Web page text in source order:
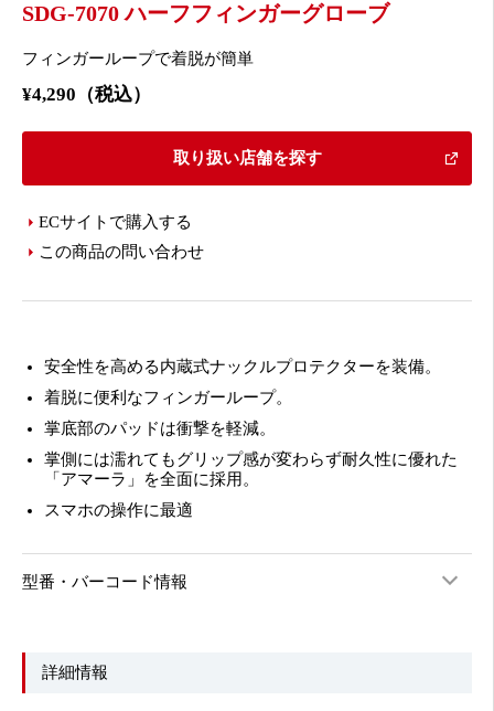
SDG-7070 ハーフフィンガーグローブ
フィンガーループで着脱が簡単
¥4,290（税込）
取り扱い店舗を探す
ECサイトで購入する
この商品の問い合わせ
安全性を高める内蔵式ナックルプロテクターを装備。
着脱に便利なフィンガーループ。
掌底部のパッドは衝撃を軽減。
掌側には濡れてもグリップ感が変わらず耐久性に優れた
「アマーラ」を全面に採用。
スマホの操作に最適
型番・バーコード情報
詳細情報